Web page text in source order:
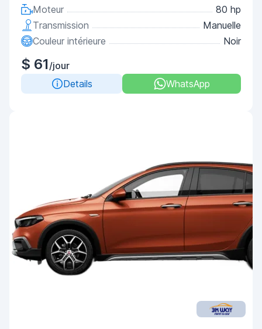
Moteur
80 hp
Transmission
Manuelle
Couleur intérieure
Noir
$ 61/jour
Details
WhatsApp